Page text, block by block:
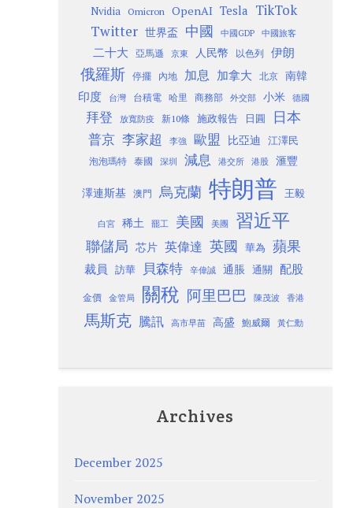
Nvidia Omicron OpenAI Tesla TikTok
Twitter 世界盃 中國 中國GDP 中國旅客
二十大 亞馬遜 京東 人民幣 以色列 伊朗
俄羅斯 停擺 內地 加息 加拿大 北京
南韓
印度
台灣 台積電 哈里 商務部 外交部 小米 德國
拜登 放寬防疫 新10條 施政報告 日圓 日本
普京 李家超 李強 歐盟 比亞迪 江澤民
泡泡瑪特 泰國 深圳 減息 港交所 港股 滙豐
澤連斯基 澳門 烏克蘭 特朗普 王毅
白宮 稀土 罷工 美國 美團 習近平
聯儲局 芯片 英偉達 英國 華為 蘋果
裁員 訪華 貝森特 辛偉誠 通脹 通關 配股
金價 金管局 關稅 阿里巴巴 陳茂波 香港
馬斯克 騰訊 高市早苗 高盛 鮑威爾 黃仁勳
Archives
December 2025
November 2025